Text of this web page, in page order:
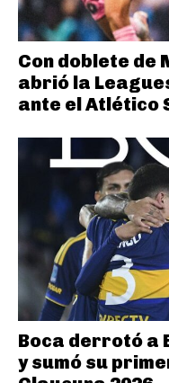
Con doblete de
abrió la
ante el Atlético
Boca derrotó a
y sumó su